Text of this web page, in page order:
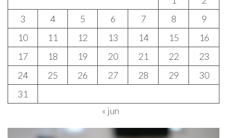
3
4 5 6 7 8
9
10
11 12 13 14 15
16
17
18 19 20 21 22
23
24
25 26 27 28 29
30
31
« jun